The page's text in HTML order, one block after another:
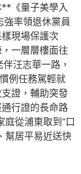
《量子美學入
率領退休黨員
現場保護次
一層層樓面往
汪志華一路，
例任務駕輕就
證，輔助突發
行證的長命路
從浦東取到“口
幫居平易近送快